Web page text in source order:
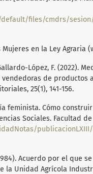
files/cmdrs/
Mujeres en la Ley Agraria
López, F. (2022).
de productos
25(1), 141-156.
feminista. Cómo
Sociales. Facultad
Acuerdo por el que
la Unidad Agrícola